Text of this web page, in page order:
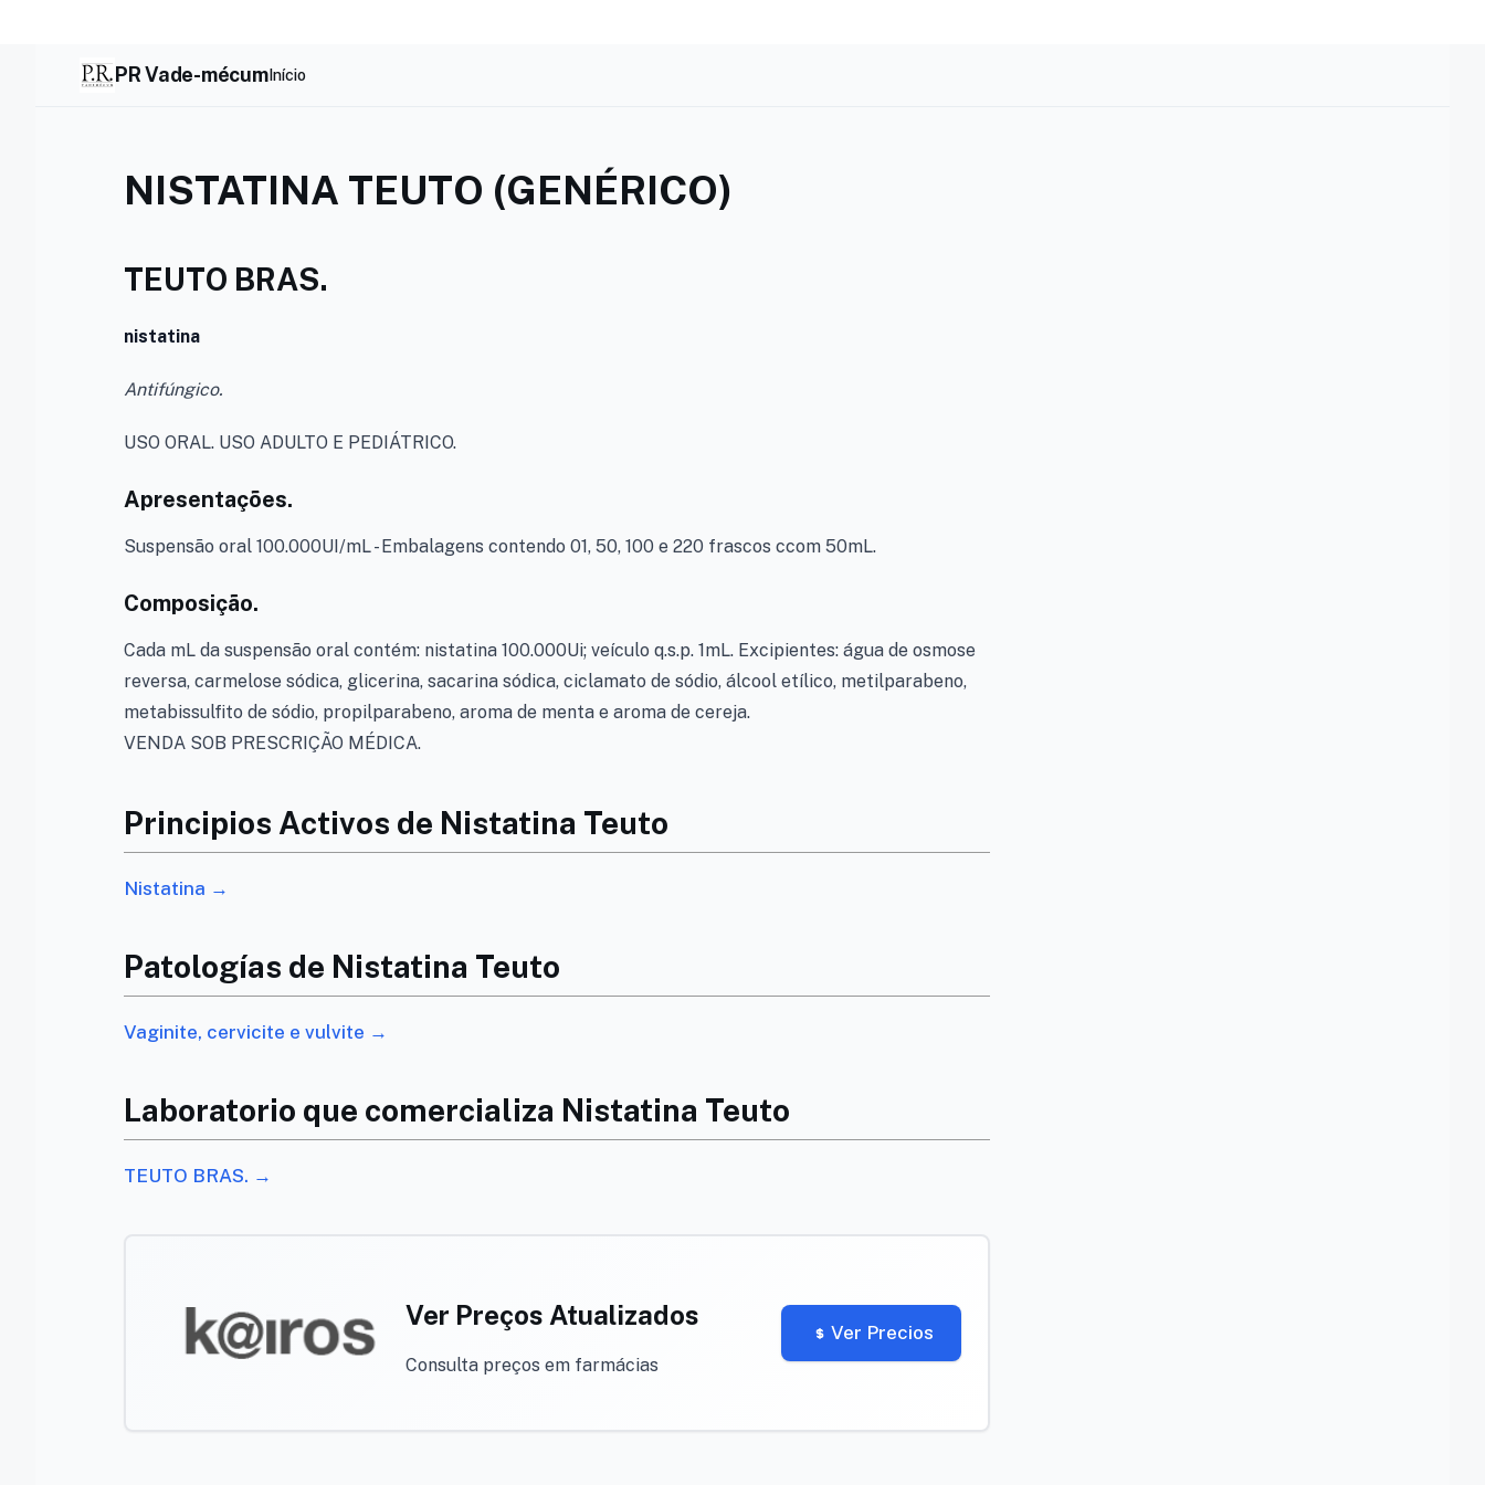
PR Vade-mécumInício
NISTATINA TEUTO (GENÉRICO)
TEUTO BRAS.
nistatina
Antifúngico.
USO ORAL. USO ADULTO E PEDIÁTRICO.
Apresentações.
Suspensão oral 100.000UI/mL - Embalagens contendo 01, 50, 100 e 220 frascos ccom 50mL.
Composição.
Cada mL da suspensão oral contém: nistatina 100.000Ui; veículo q.s.p. 1mL. Excipientes: água de osmose
reversa, carmelose sódica, glicerina, sacarina sódica, ciclamato de sódio, álcool etílico, metilparabeno,
metabissulfito de sódio, propilparabeno, aroma de menta e aroma de cereja.
VENDA SOB PRESCRIÇÃO MÉDICA.
Principios Activos de Nistatina Teuto
Nistatina →
Patologías de Nistatina Teuto
Vaginite, cervicite e vulvite →
Laboratorio que comercializa Nistatina Teuto
TEUTO BRAS. →
Ver Preços Atualizados
Consulta preços em farmácias
Ver Precios